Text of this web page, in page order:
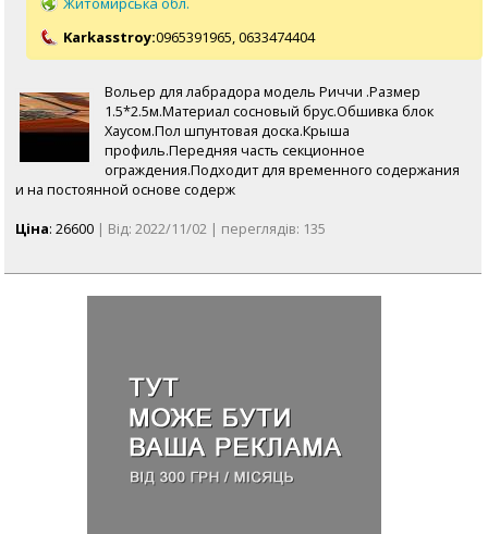
Karkasstroy:0965391965, 0633474404
Вольер для лабрадора модель Риччи .Размер
1.5*2.5м.Материал сосновый брус.Обшивка блок
Хаусом.Пол шпунтовая доска.Крыша
профиль.Передняя часть секционное
ограждения.Подходит для временного содержания
и на постоянной основе содерж
Ціна: 26600 | Від: 2022/11/02 | переглядів: 135